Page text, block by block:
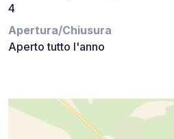
4
Apertura/Chiusura
Aperto tutto l'anno